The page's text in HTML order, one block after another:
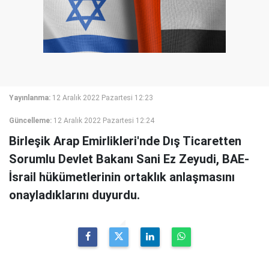
Yayınlanma: 12 Aralık 2022 Pazartesi 12:23
Güncelleme: 12 Aralık 2022 Pazartesi 12:24
Birleşik Arap Emirlikleri'nde Dış Ticaretten
Sorumlu Devlet Bakanı Sani Ez Zeyudi, BAE-
İsrail hükümetlerinin ortaklık anlaşmasını
onayladıklarını duyurdu.